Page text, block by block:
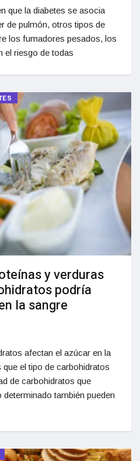
que la diabetes se asocia
de pulmón, otros tipos de
los fumadores pesados, los
el riesgo de todas
y verduras
podría
la sangre
afectan el azúcar en la
el tipo de carbohidratos
de carbohidratos que
también pueden